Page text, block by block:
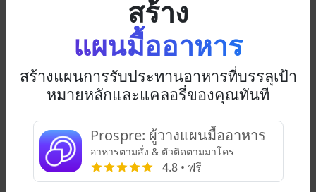
จำนวนที่คุณต้องการขึ้นอยู่กับว่าคุณต้องการเพิ่มโปรตีนในมื้อ
เช้ามากแค่ไหน หากคุณไม่เคยทำไข่ลวกมาก่อน มันง่าย
เหมือนการต้มน้ำในกระทะ เติมน้ำส้มสายชูเล็กน้อย ค่อยๆ
หย่อนไข่ลงในน้ำ จากนั้นปรุงอาหารโดยไม่ใช้ความร้อนและ
ปิดฝาเป็นเวลาประมาณสี่นาที หรือมากกว่านั้นหากคุณไม่
ต้องการให้ไข่แดงไหล
แพนเค้กโปรตีน
สร้าง
แผนมื้ออาหาร
สร้างแผนการรับประทานอาหารที่บรรลุเป้า
หมายหลักและแคลอรี่ของคุณทันที
Prospre: ผู้วางแผนมื้ออาหาร
อาหารตามสั่ง & ตัวติดตามมาโคร
4.8 • ฟรี